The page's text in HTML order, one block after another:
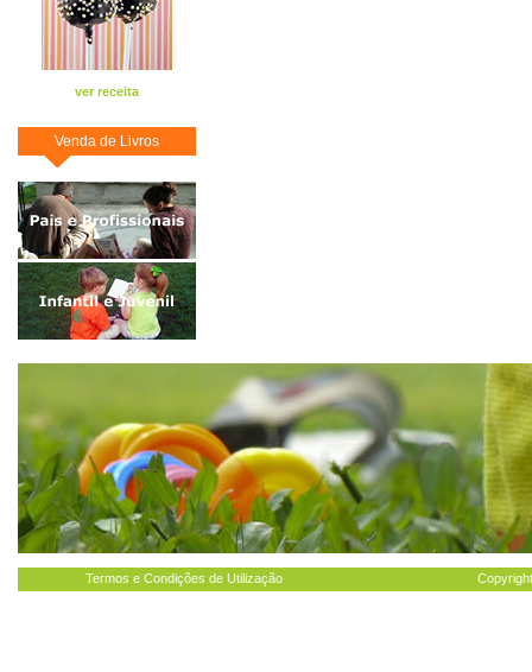
ver receita
Venda de Livros
Termos e Condições de Utilização